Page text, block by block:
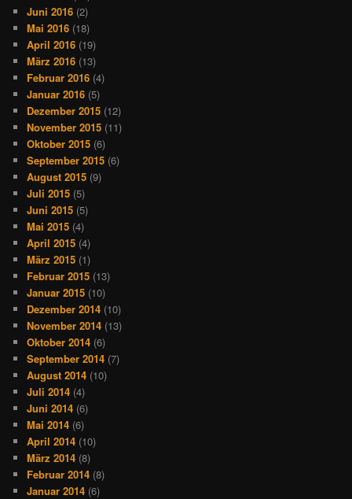
Juni 2016 (2)
Mai 2016 (18)
April 2016 (19)
März 2016 (13)
Februar 2016 (4)
Januar 2016 (5)
Dezember 2015 (12)
November 2015 (11)
Oktober 2015 (6)
September 2015 (6)
August 2015 (9)
Juli 2015 (5)
Juni 2015 (5)
Mai 2015 (4)
April 2015 (4)
März 2015 (1)
Februar 2015 (13)
Januar 2015 (10)
Dezember 2014 (10)
November 2014 (13)
Oktober 2014 (6)
September 2014 (7)
August 2014 (10)
Juli 2014 (4)
Juni 2014 (6)
Mai 2014 (6)
April 2014 (10)
März 2014 (8)
Februar 2014 (8)
Januar 2014 (6)